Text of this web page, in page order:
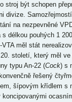
stroj být schopen
divize.
na nezpevněné
délkou pouhých 1
měl stát
století, který měl
typu An-22 (Cock) s
řešený
šípovým křídlem s